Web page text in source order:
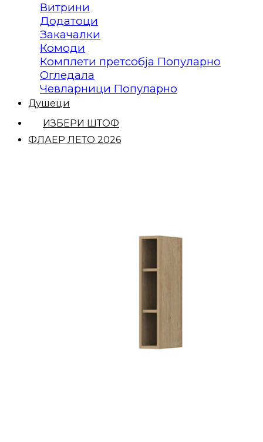
Витрини
Додатоци
Закачалки
Комоди
Комплети претсобја
Огледала
Чевларници
Душеци
ИЗБЕРИ ШТОФ
ФЛАЕР ЛЕТО 2026